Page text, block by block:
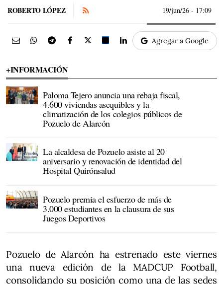
ROBERTO LÓPEZ 19/jun/26 - 17:09
Agregar a Google
+INFORMACIÓN
Paloma Tejero anuncia una rebaja fiscal,
4.600 viviendas asequibles y la
climatización de los colegios públicos de
Pozuelo de Alarcón
La alcaldesa de Pozuelo asiste al 20
aniversario y renovación de identidad del
Hospital Quirónsalud
Pozuelo premia el esfuerzo de más de
3.000 estudiantes en la clausura de sus
Juegos Deportivos
Pozuelo de Alarcón ha estrenado este viernes
una nueva edición de la MADCUP Football,
consolidando su posición como una de las sedes